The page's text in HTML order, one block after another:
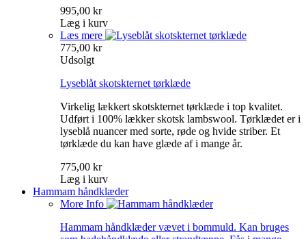
995,00 kr
Læg i kurv
Læs mere
775,00 kr
Udsolgt
Lyseblåt skotskternet tørklæde
Virkelig lækkert skotskternet tørklæde i top kvalitet.
Udført i 100% lækker skotsk lambswool. Tørklædet er i
lyseblå nuancer med sorte, røde og hvide striber. Et
tørklæde du kan have glæde af i mange år.
775,00 kr
Læg i kurv
Hammam håndklæder
More Info
Hammam håndklæder vævet i bommuld. Kan bruges